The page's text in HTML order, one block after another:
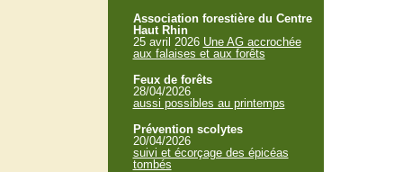
Association forestière du Centre
Haut Rhin
25 avril 2026 Une AG accrochée
aux falaises et aux forêts
Feux de forêts
28/04/2026
aussi possibles au printemps
Prévention scolytes
20/04/2026
suivi et écorçage des épicéas
tombés